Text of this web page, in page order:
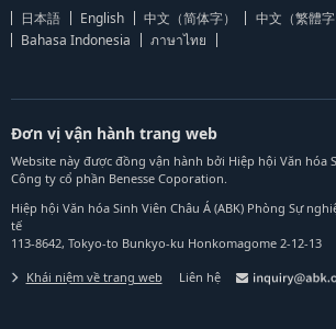
日本語 English 中文（简体字） 中文（繁體字
Bahasa Indonesia
ภาษาไทย
Đơn vị vận hành trang web
Website này được đồng vận hành bởi Hiệp hội Văn hóa
Công ty cổ phần Benesse Coporation.
Hiệp hội Văn hóa Sinh Viên Châu Á (ABK) Phòng Sự
tế
113-8642, Tokyo-to Bunkyo-ku Honkomagome 2-12-13
Khái niệm về trang web Liên hệ